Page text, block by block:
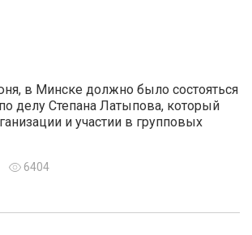
в Минске должно было состояться
делу Степана Латыпова, который
и участии в групповых
6404